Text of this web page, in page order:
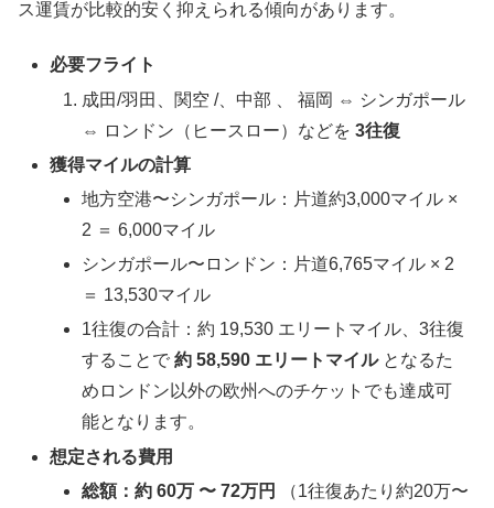
ス運賃が比較的安く抑えられる傾向があります。
必要フライト
成田/羽田、関空 /、中部 、 福岡 ⇔ シンガポール
⇔ ロンドン（ヒースロー）などを3往復
獲得マイルの計算
地方空港〜シンガポール：片道約3,000マイル ×
2 ＝ 6,000マイル
シンガポール〜ロンドン：片道6,765マイル × 2
＝ 13,530マイル
1往復の合計：約 19,530 エリートマイル、3往復
することで約 58,590 エリートマイルとなるた
めロンドン以外の欧州へのチケットでも達成可
能となります。
想定される費用
総額：約 60万 〜 72万円
（1往復あたり約20万〜